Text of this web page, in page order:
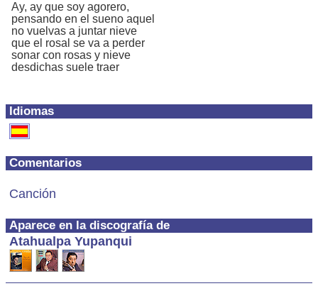
Idiomas
Comentarios
Canción
Aparece en la discografía de
Atahualpa Yupanqui
Ay, ay que soy agorero,
pensando en el sueno aquel
no vuelvas a juntar nieve
que el rosal se va a perder
sonar con rosas y nieve
desdichas suele traer